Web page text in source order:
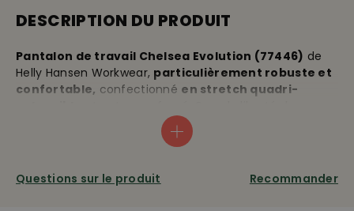
DESCRIPTION DU PRODUIT
Pantalon de travail Chelsea Evolution (77446) de
Helly Hansen Workwear, particulièrement robuste et
confortable, confectionné en stretch quadri-
mouvement • deux poches latérales • deux poches
revolver, une avec revers • poche pour le mètre à droite
préformés et renforcés de Cordura
• poches
discrètes pour les genouillères côté intérieur • longueur
Questions sur le produit Recommander